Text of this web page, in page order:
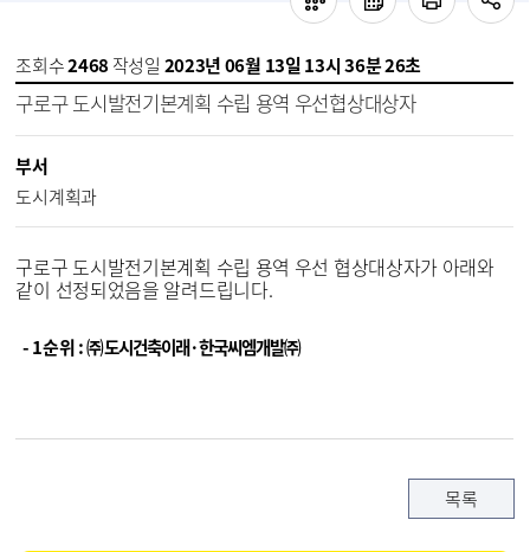
조회수2468 작성일 2023년 06월 13일 13시 36분 26초
구로구 도시발전기본계획 수립 용역 우선협상대상자
부서
도시계획과
구로구 도시발전기본계획 수립 용역 우선 협상대상자가 아래와
같이 선정되었음을 알려드립니다.
- 1순위 :㈜도시건축이래·한국씨엠개발㈜
목록